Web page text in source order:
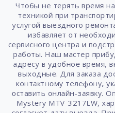
Чтобы не терять время
техникой при
услугой выездного
избавляет от
сервисного центра и
работы. Наш мастер
адресу в удобное время,
выходные. Для заказа
контактному телефону,
оставить онлайн-заявку.
Mystery MTV-3217LW,